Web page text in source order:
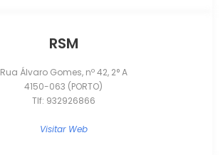
RSM
Rua Álvaro Gomes, nº 42, 2° A
4150-063 (PORTO)
Tlf: 932926866
Visitar Web